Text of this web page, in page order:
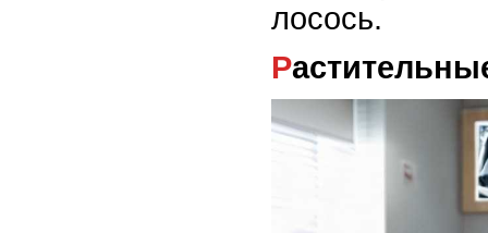
лосось.